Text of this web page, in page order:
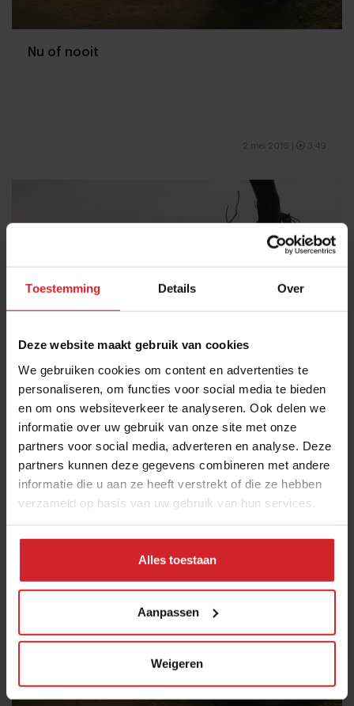
Toestemming Details Over
Deze website maakt gebruik van cookies
We gebruiken cookies om content en advertenties te
personaliseren, om functies voor social media te bieden
en om ons websiteverkeer te analyseren. Ook delen we
informatie over uw gebruik van onze site met onze
partners voor social media, adverteren en analyse. Deze
partners kunnen deze gegevens combineren met andere
informatie die u aan ze heeft verstrekt of die ze hebben
verzameld op basis van uw gebruik van hun services.
Alles toestaan
Aanpassen
Weigeren
Nu of nooit
2 mei 2016 3:49
Talent heeft de toekomst
29 april 2016 | 2 min